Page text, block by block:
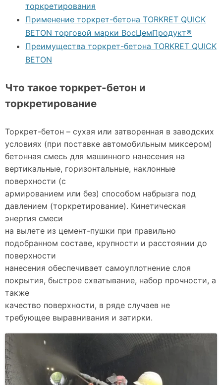
торкретирования
Применение торкрет-бетона TORKRET QUICK
BETON торговой марки ВосЦемПродукт®
Преимущества торкрет-бетона TORKRET QUICK
BETON
Что такое торкрет-бетон и
торкретирование
Торкрет-бетон – сухая или затворенная в заводских
условиях (при поставке автомобильным миксером)
бетонная смесь для машинного нанесения на
вертикальные, горизонтальные, наклонные
поверхности (с
армированием или без) способом набрызга под
давлением (торкретирование). Кинетическая
энергия смеси
на вылете из цемент-пушки при правильно
подобранном составе, крупности и расстоянии до
поверхности
нанесения обеспечивает самоуплотнение слоя
покрытия, быстрое схватывание, набор прочности, а
также
качество поверхности, в ряде случаев не
требующее выравнивания и затирки.